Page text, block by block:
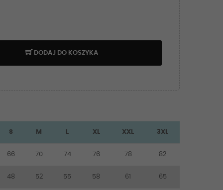
DODAJ DO KOSZYKA
S M L XL XXL 3XL
66 70 74 76 78 82
48 52 55 58 61 65